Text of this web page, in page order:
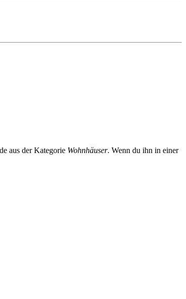
aus der Kategorie Wohnhäuser. Wenn du ihn in einer